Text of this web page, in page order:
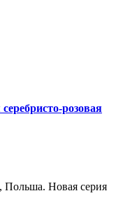
розовая
Польша. Новая серия